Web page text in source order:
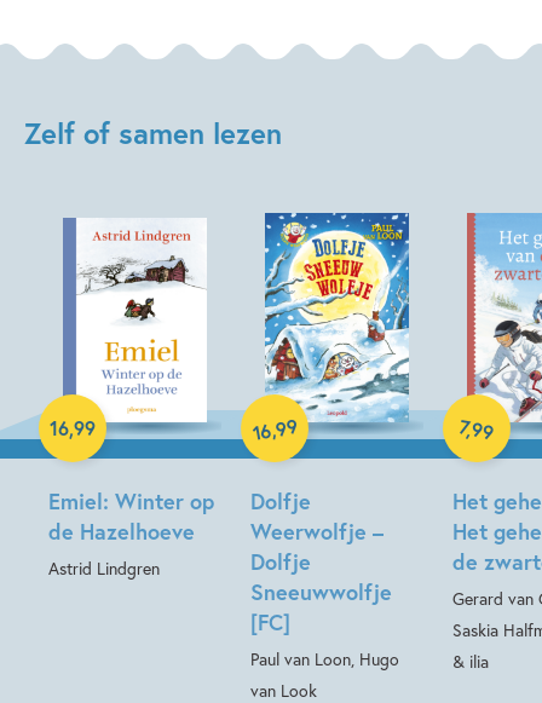
Zelf of samen lezen
Emiel: Winter op
de Hazelhoeve
Astrid Lindgren
16,99
Hardcover
Dolfje
Weerwolfje –
Dolfje
Sneeuwwolfje
[FC]
Paul van Loon, Hugo
van Look
16,99
Hardcover
Het
Het
de
Gerard van
Saskia
& ilia
7,99
E-book